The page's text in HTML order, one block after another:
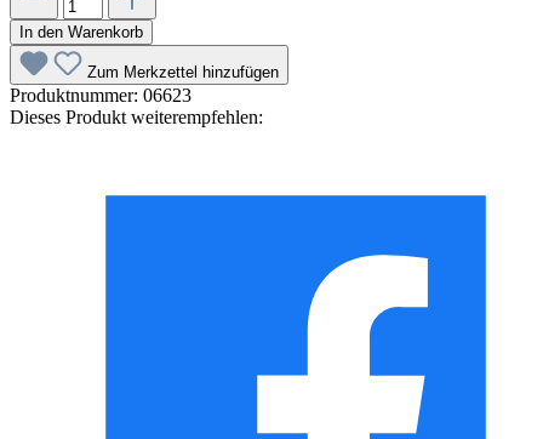
In den Warenkorb
Zum Merkzettel hinzufügen
Produktnummer: 06623
Dieses Produkt weiterempfehlen: